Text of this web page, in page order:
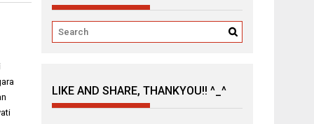
LIKE AND SHARE, THANKYOU!! ^_^